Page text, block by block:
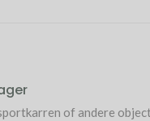
of andere